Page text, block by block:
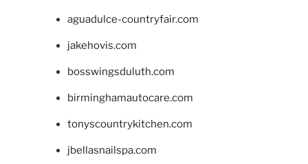
aguadulce-countryfair.com
jakehovis.com
bosswingsduluth.com
birminghamautocare.com
tonyscountrykitchen.com
jbellasnailspa.com